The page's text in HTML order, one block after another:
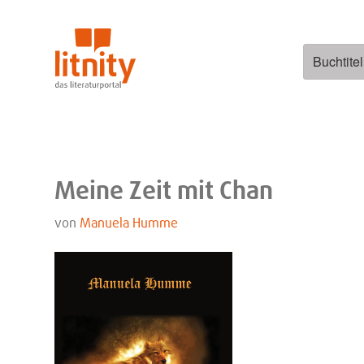
Suchen
Meine Zeit mit Chan
von Manuela Humme